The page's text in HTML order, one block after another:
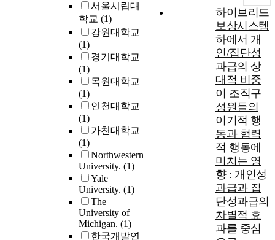
서울시립대
학교 (1)
강원대학교
(1)
경기대학교
(1)
목원대학교
(1)
인천대학교
(1)
가천대학교
(1)
Northwestern
University. (1)
Yale
University. (1)
The
University of
Michigan. (1)
한국개발연
하이브리드
보상시스템
하에서 개
인/집단성
과급의 상
대적 비중
이 조직구
성원들의
이기적 행
동과 협력
적 행동에
미치는 영
향 : 개인성
과급과 집
단성과급의
차별적 효
과를 중심